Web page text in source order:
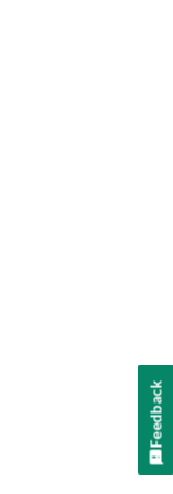
Feedback